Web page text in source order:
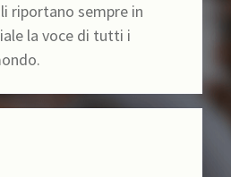
riportano sempre in
la voce di tutti i